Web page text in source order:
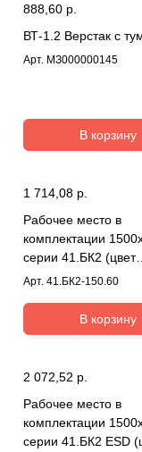
888,60 р.
ВТ-1.2 Верстак с
Арт. МЗ000000145
В корзину
1 714,08 р.
Рабочее место в
комплектации
серии 41.БК2 (цвет
RAL7035)
Арт. 41.БК2-150.60
В корзину
2 072,52 р.
Рабочее место в
комплектации
серии 41.БК2 ESD